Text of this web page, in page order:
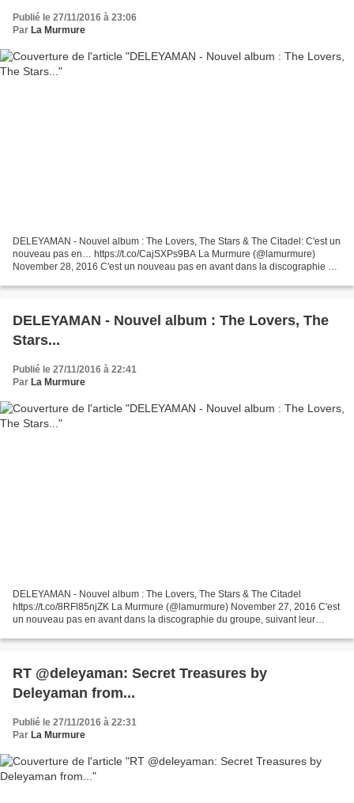
Publié le 27/11/2016 à 23:06
Par La Murmure
DELEYAMAN - Nouvel album : The Lovers, The Stars & The Citadel: C'est un
nouveau pas en… https://t.co/CajSXPs9BA La Murmure (@lamurmure)
November 28, 2016 C'est un nouveau pas en avant dans la discographie du
DELEYAMAN - Nouvel album : The Lovers, The
Stars...
Publié le 27/11/2016 à 22:41
Par La Murmure
DELEYAMAN - Nouvel album : The Lovers, The Stars & The Citadel
https://t.co/8RFl85njZK La Murmure (@lamurmure) November 27, 2016 C'est
un nouveau pas en avant dans la discographie du groupe, suivant leur
RT @deleyaman: Secret Treasures by
Deleyaman from...
Publié le 27/11/2016 à 22:31
Par La Murmure